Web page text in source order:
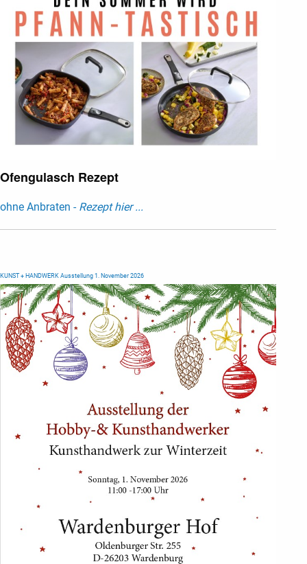
Ofengulasch Rezept
ohne Anbraten - Rezept hier ...
KUNST + HANDWERK Ausstellung 1. November 2026